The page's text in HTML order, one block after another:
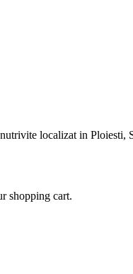
localizat in Ploiesti,
shopping cart.